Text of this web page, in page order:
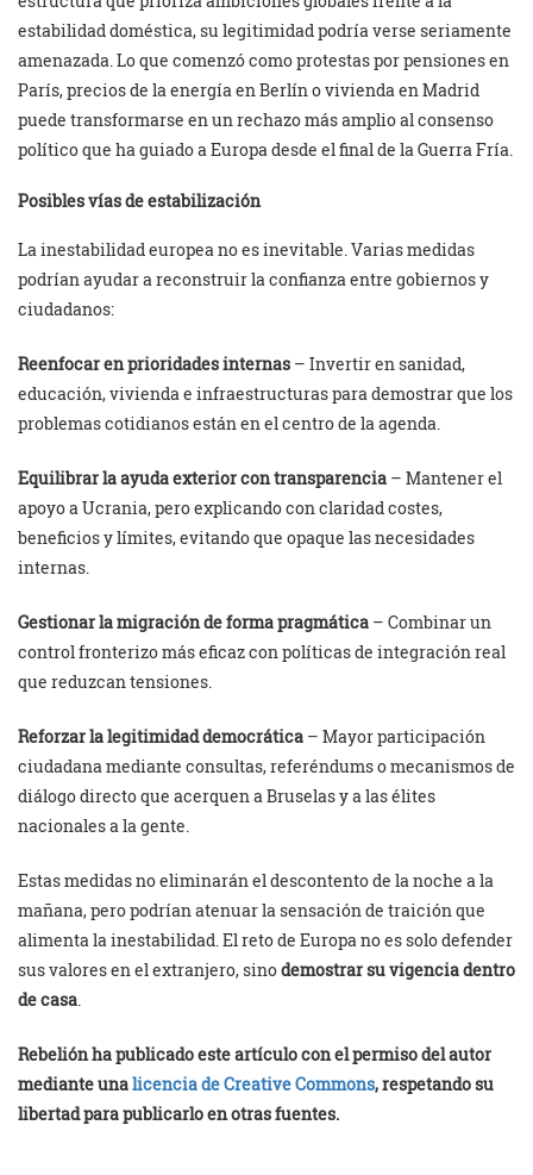
estabilidad doméstica, su legitimidad podría verse seriamente
amenazada. Lo que comenzó como protestas por pensiones en
París, precios de la energía en Berlín o vivienda en Madrid
puede transformarse en un rechazo más amplio al consenso
político que ha guiado a Europa desde el final de la Guerra Fría.
Posibles vías de estabilización
La inestabilidad europea no es inevitable. Varias medidas
podrían ayudar a reconstruir la confianza entre gobiernos y
ciudadanos:
Reenfocar en prioridades internas – Invertir en sanidad,
educación, vivienda e infraestructuras para demostrar que los
problemas cotidianos están en el centro de la agenda.
Equilibrar la ayuda exterior con transparencia – Mantener el
apoyo a Ucrania, pero explicando con claridad costes,
beneficios y límites, evitando que opaque las necesidades
internas.
Gestionar la migración de forma pragmática – Combinar un
control fronterizo más eficaz con políticas de integración real
que reduzcan tensiones.
Reforzar la legitimidad democrática – Mayor participación
ciudadana mediante consultas, referéndums o mecanismos de
diálogo directo que acerquen a Bruselas y a las élites
nacionales a la gente.
Estas medidas no eliminarán el descontento de la noche a la
mañana, pero podrían atenuar la sensación de traición que
alimenta la inestabilidad. El reto de Europa no es solo defender
sus valores en el extranjero, sinodemostrar su vigencia dentro
de casa.
Rebelión ha publicado este artículo con el permiso del autor
mediante unalicencia de Creative Commons, respetando su
libertad para publicarlo en otras fuentes.